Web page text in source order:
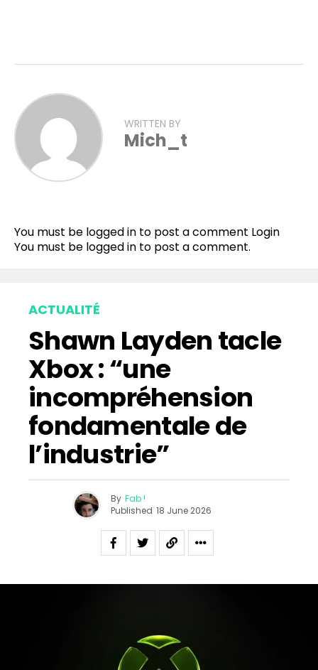
WRITTEN BY
Mich_t
You must be logged in to post a comment Login
You must be logged in to post a comment.
ACTUALITÉ
Shawn Layden tacle
Xbox : “une
incompréhension
fondamentale de
l’industrie”
By Fab !
Published 18 June 2026